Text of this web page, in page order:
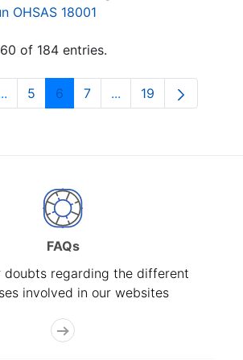
OHSAS 18001
of 184 entries.
Intermediate Pages Use TAB to
Page
5 Page
6 Page
7 ...Intermediate Pages
Page
19
FAQs
doubts regarding the different
involved in our websites